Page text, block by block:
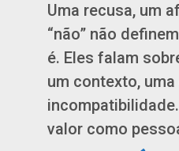
Uma recusa, um
“não” não
é. Eles falam
um contexto,
valor como